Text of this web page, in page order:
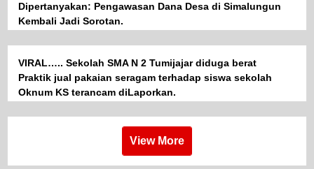
Dipertanyakan: Pengawasan Dana Desa di Simalungun
Kembali Jadi Sorotan.
VIRAL….. Sekolah SMA N 2 Tumijajar diduga berat
Praktik jual pakaian seragam terhadap siswa sekolah
Oknum KS terancam diLaporkan.
View More